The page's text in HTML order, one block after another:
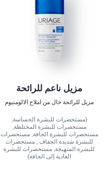
مزيل ناعم للرائحة
مزيل للرائحة خال من املاح الالومنيوم
(مستحضرات للبشرة الحساسة,
مستحضرات للبشرة المختلطة,
مستحضرات للبشرة الجافة, مستحضرات
للبشرة شديدة الجفاف , مستحضرات
للبشرة المتهيجة, مستحضرات للبشرة
العادية إلى الجافة)